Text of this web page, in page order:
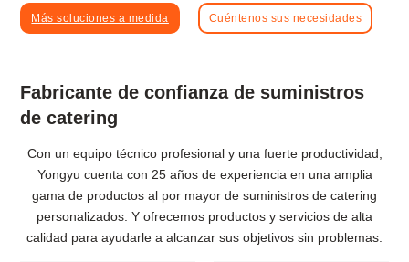
Más soluciones a medida Cuéntenos sus necesidades
Fabricante de confianza de suministros
de catering
Con un equipo técnico profesional y una fuerte productividad,
Yongyu cuenta con 25 años de experiencia en una amplia
gama de productos al por mayor de suministros de catering
personalizados. Y ofrecemos productos y servicios de alta
calidad para ayudarle a alcanzar sus objetivos sin problemas.